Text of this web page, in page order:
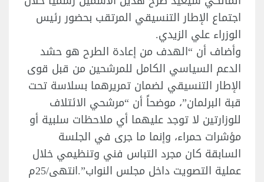
اجتماع الإطار التنسيقي المرتقب بحضور رئيس
الوزراء علي الزيدي.
وأضاف أن “الهدف من إعادة الطرح هو حشد
الدعم السياسي الكامل للمرشحين من قبل قوى
الإطار التنسيقي لضمان تمريرهما بسلاسة تحت
قبة البرلمان”، موضحاً أن “مرشحي الائتلاف
للوزارتين لا توجد عليهما أي ملاحظات سلبية أو
مؤشرات حمراء، وإنما ما جرى في الجلسة
السابقة كان مجرد التباس فني وتنظيمي خلال
عملية التصويت داخل مجلس النواب”.انتهى/25م